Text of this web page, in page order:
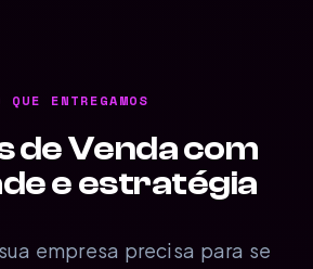
QUE ENTREGAMOS
de Venda com
e estratégia
empresa precisa para se